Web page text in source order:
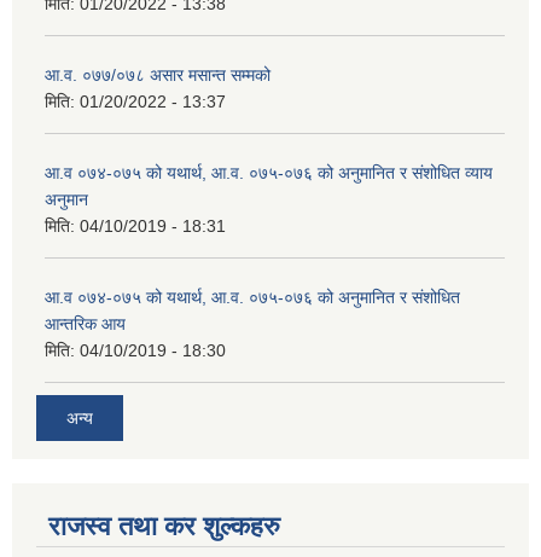
आ.व. ०७७/०७८ असार मसान्त सम्मको
मिति: 01/20/2022 - 13:37
आ.व ०७४-०७५ को यथार्थ, आ.व. ०७५-०७६ को अनुमानित र संशोधित व्याय
अनुमान
मिति: 04/10/2019 - 18:31
आ.व ०७४-०७५ को यथार्थ, आ.व. ०७५-०७६ को अनुमानित र संशोधित
आन्तरिक आय
मिति: 04/10/2019 - 18:30
अन्य
राजस्व तथा कर शुल्कहरु